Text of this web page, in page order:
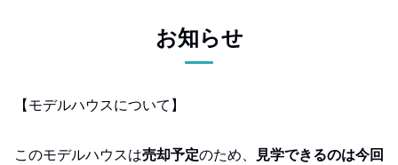
お知らせ
【モデルハウスについて】
このモデルハウスは売却予定のため、
見学できるのは今回